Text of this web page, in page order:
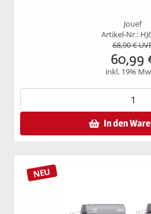
Jouef
Artikel-Nr.:
68,90€
60,99
inkl. 19%
In den
NEU